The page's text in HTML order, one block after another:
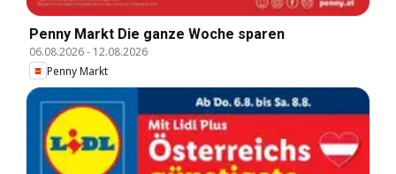
Penny Markt Die ganze Woche sparen
06.08.2026- 12.08.2026
Penny Markt